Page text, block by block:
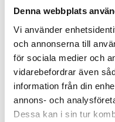
Denna webbplats
Vi använder
och annonserna till
för sociala medier och
vidarebefordrar även
information från din
annons- och
Dessa kan i sin tur
avslutas 15:00 vid
Tur 5 tidigareläggs
Industrihuset blir
busstation blir 15:25.
Detta gäller från och
(Trafiknytt nr 18).